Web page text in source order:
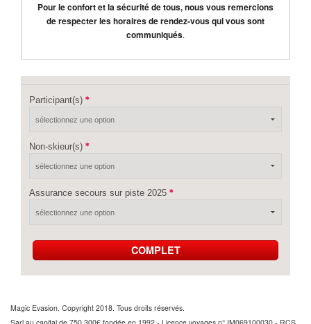
Pour le confort et la sécurité de tous, nous vous remercions
de respecter les horaires de rendez-vous qui vous sont
communiqués.
Participant(s)
Non-skieur(s)
Assurance secours sur piste 2025
COMPLET
Magic Evasion. Copyright 2018. Tous droits réservés.